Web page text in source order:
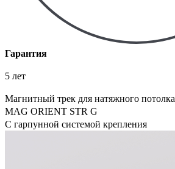
Гарантия
5 лет
Магнитный трек для натяжного потолка
MAG ORIENT STR G
С гарпунной системой крепления